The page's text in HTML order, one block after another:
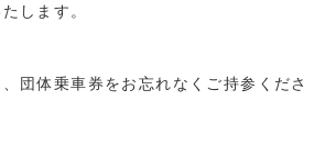
します。
団体乗車券をお忘れなくご持参くださ